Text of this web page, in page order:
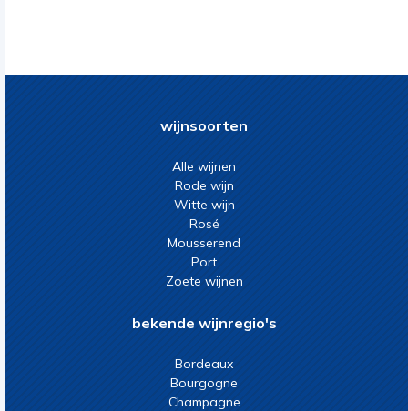
wijnsoorten
Alle wijnen
Rode wijn
Witte wijn
Rosé
Mousserend
Port
Zoete wijnen
bekende wijnregio's
Bordeaux
Bourgogne
Champagne